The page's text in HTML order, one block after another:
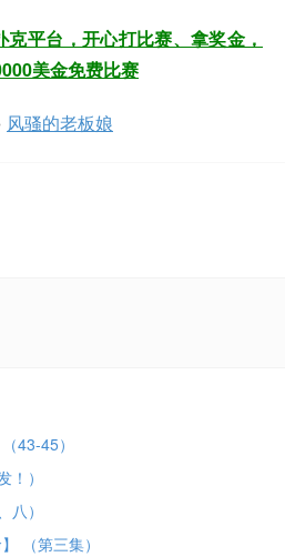
平台，开心打比赛、拿奖金，
美金免费比赛
风骚的老板娘
43-45）
！）
八）
（第三集）